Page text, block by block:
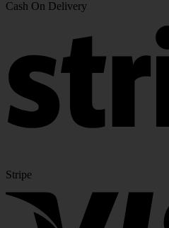
Cash On Delivery
Stripe